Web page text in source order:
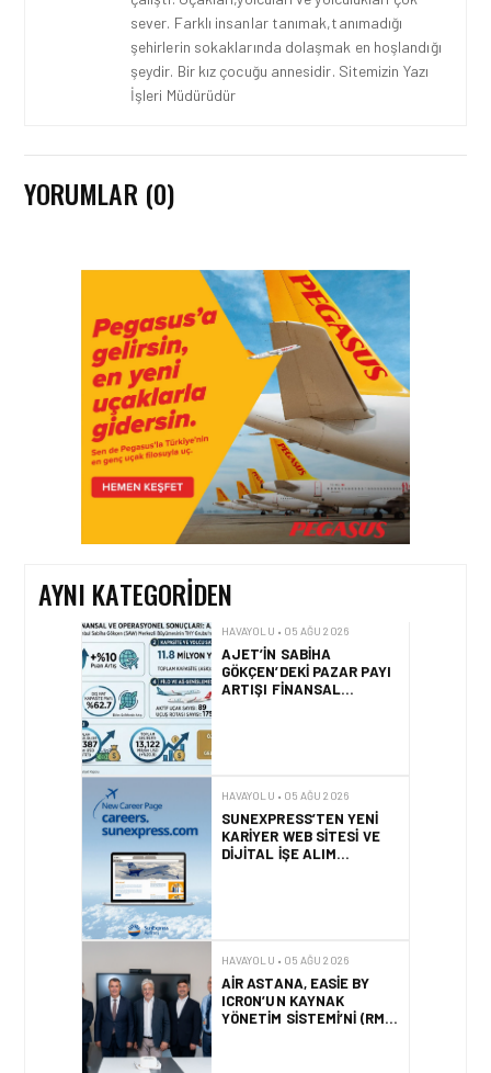
sever. Farklı insanlar tanımak,tanımadığı
şehirlerin sokaklarında dolaşmak en hoşlandığı
şeydir. Bir kız çocuğu annesidir. Sitemizin Yazı
İşleri Müdürüdür
YORUMLAR (0)
AYNI KATEGORIDEN
HAVAYOLU • 05 AĞU 2026
CORENDON’DAN YAKIT
VERIMLILIĞI VE
SÜRDÜRÜLEBILIRLIK IÇIN
İŞ BIRLIĞI!
HAVAYOLU • 05 AĞU 2026
AIR ASTANA’DAN 2026
YILI İLK YARI FINANSAL
VE OPERASYONEL
SONUÇLARI!
AJET’IN SABIHA
GÖKÇEN’DEKI PAZAR PAYI
ARTIŞI FINANSAL
SONUÇLARI NASIL
SUNEXPRESS’TEN YENI
KARIYER WEB SITESI VE
DIJITAL İŞE ALIM
PLATFORMU!
AIR ASTANA, EASIE BY
ICRON’UN KAYNAK
YÖNETIM SISTEMI’NI (RMS)
CANLIYA ALDI